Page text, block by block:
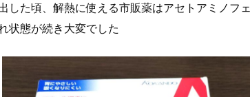
した頃、解熱に使える市販薬はアセトアミノフ
状態が続き大変でした